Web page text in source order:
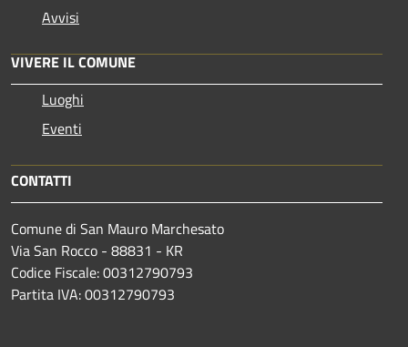
Avvisi
VIVERE IL COMUNE
Luoghi
Eventi
CONTATTI
Comune di San Mauro Marchesato
Via San Rocco - 88831 - KR
Codice Fiscale: 00312790793
Partita IVA: 00312790793